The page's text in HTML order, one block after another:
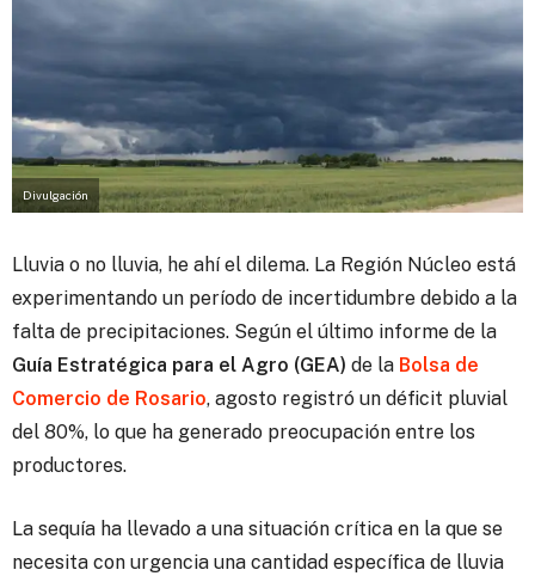
Divulgación
Lluvia o no lluvia, he ahí el dilema. La Región Núcleo está
experimentando un período de incertidumbre debido a la
falta de precipitaciones. Según el último informe de la
Guía Estratégica para el Agro (GEA) de la Bolsa de
Comercio de Rosario, agosto registró un déficit pluvial
del 80%, lo que ha generado preocupación entre los
productores.
La sequía ha llevado a una situación crítica en la que se
necesita con urgencia una cantidad específica de lluvia